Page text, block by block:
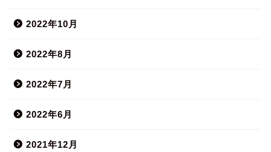
2022年10月
2022年8月
2022年7月
2022年6月
2021年12月